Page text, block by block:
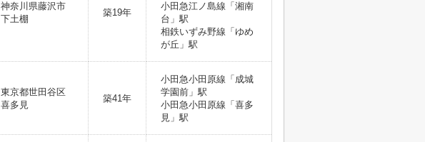
神奈川県藤沢市
下土棚
築19年
小田急江ノ島線「湘南
台」駅
相鉄いずみ野線「ゆめ
が丘」駅
東京都世田谷区
喜多見
築41年
小田急小田原線「成城
学園前」駅
小田急小田原線「喜多
見」駅